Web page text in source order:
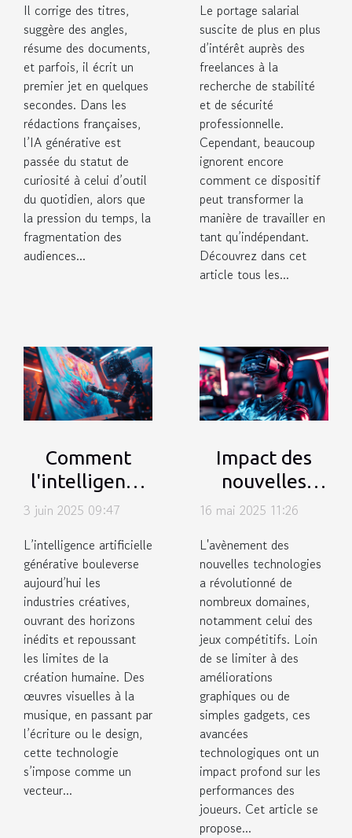
invisible des
rédactions
modernes ?
Il corrige des titres,
suggère des angles,
résume des documents,
et parfois, il écrit un
premier jet en quelques
secondes. Dans les
rédactions françaises,
l’IA générative est
passée du statut de
curiosité à celui d’outil
du quotidien, alors que
la pression du temps, la
fragmentation des
audiences...
votre carrière
de freelance
Le portage salarial
suscite de plus en plus
d’intérêt auprès des
freelances à la
recherche de stabilité
et de sécurité
professionnelle.
Cependant, beaucoup
ignorent encore
comment ce dispositif
peut transformer la
manière de travailler en
tant qu’indépendant.
Découvrez dans cet
article tous les...
Comment
l'intelligence
artificielle
transforme-t-
elle les
industries
créatives ?
3 juin 2025 09:47
L’intelligence artificielle
générative bouleverse
aujourd’hui les
industries créatives,
ouvrant des horizons
inédits et repoussant
les limites de la
création humaine. Des
œuvres visuelles à la
musique, en passant par
l’écriture ou le design,
cette technologie
s’impose comme un
vecteur...
Impact des
nouvelles
technologies
performances
dans les jeux
compétitifs
16 mai 2025 11:26
L'avènement des
nouvelles technologies
a révolutionné de
nombreux domaines,
notamment celui des
jeux compétitifs. Loin
de se limiter à des
améliorations
graphiques ou de
simples gadgets, ces
avancées
technologiques ont un
impact profond sur les
performances des
joueurs. Cet article se
propose...